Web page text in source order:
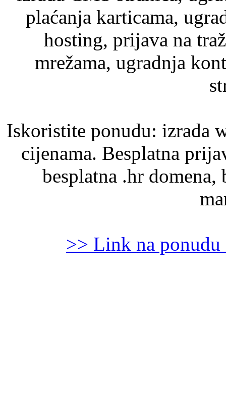
plaćanja karticama,
hosting, prijava na
mrežama, ugradnja
Iskoristite ponudu: izrada
cijenama. Besplatna
besplatna .hr domena,
>> Link na ponudu